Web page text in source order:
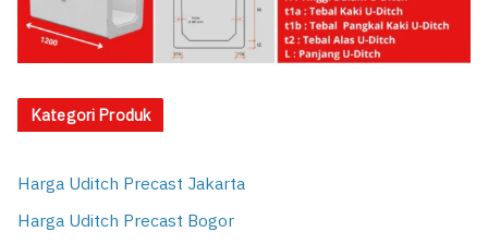
Kategori Produk
Harga Uditch Precast Jakarta
Harga Uditch Precast Bogor